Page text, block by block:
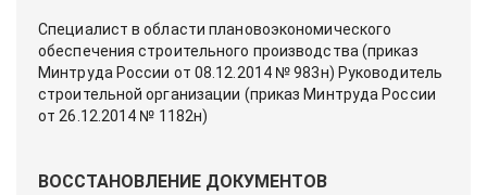
Специалист в области плановоэкономического
обеспечения строительного производства (приказ
Минтруда России от 08.12.2014 № 983н) Руководитель
строительной организации (приказ Минтруда России
от 26.12.2014 № 1182н)
ВОССТАНОВЛЕНИЕ ДОКУМЕНТОВ